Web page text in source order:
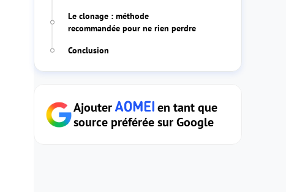
Le clonage : méthode
recommandée pour ne rien perdre
Conclusion
Ajouter
en tant que
source préférée sur Google